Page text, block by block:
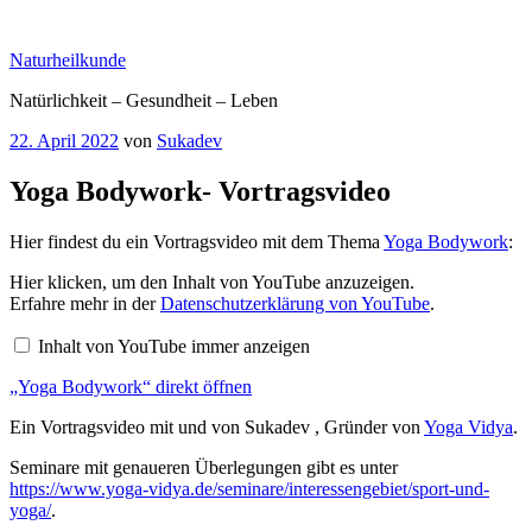
springen
Naturheilkunde
Natürlichkeit – Gesundheit – Leben
Veröffentlicht
22. April 2022 von Sukadev
Yoga Bodywork- Vortragsvideo
Hier findest du ein Vortragsvideo mit dem Thema Yoga Bodywork:
„Yoga
Bodywork“
von
anzeigen
Hier klicken, um den Inhalt von YouTube anzuzeigen.
Erfahre mehr in derDatenschutzerklärung von YouTube.
Inhalt von YouTube immer anzeigen
„Yoga Bodywork“ direkt öffnen
Ein Vortragsvideo mit und von Sukadev , Gründer von Yoga Vidya.
Seminare mit genaueren Überlegungen gibt es unter
https://www.yoga-vidya.de/seminare/interessengebiet/sport-und-
yoga/.